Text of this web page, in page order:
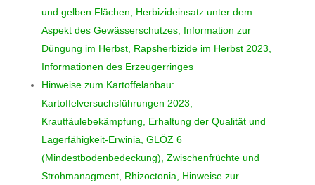
und gelben Flächen, Herbizideinsatz unter dem
Aspekt des Gewässerschutzes, Information zur
Düngung im Herbst, Rapsherbizide im Herbst 2023,
Informationen des Erzeugerringes
Hinweise zum Kartoffelanbau:
Kartoffelversuchsführungen 2023,
Krautfäulebekämpfung, Erhaltung der Qualität und
Lagerfähigkeit-Erwinia, GLÖZ 6
(Mindestbodenbedeckung), Zwischenfrüchte und
Strohmanagment, Rhizoctonia, Hinweise zur